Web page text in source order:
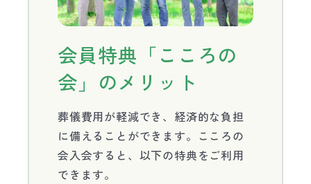
会員特典「こころの
会」のメリット
葬儀費用が軽減でき、経済的な負担
に備えることができます。こころの
会入会すると、以下の特典をご利用
できます。